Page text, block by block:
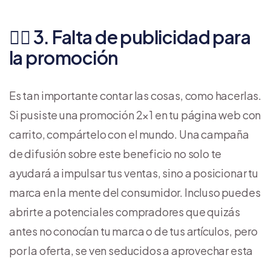
👎🏼 3. Falta de publicidad para
la promoción
Es tan importante contar las cosas, como hacerlas.
Si pusiste una promoción 2×1 en tu página web con
carrito, compártelo con el mundo. Una campaña
de difusión sobre este beneficio no solo te
ayudará a impulsar tus ventas, sino a posicionar tu
marca en la mente del consumidor. Incluso puedes
abrirte a potenciales compradores que quizás
antes no conocían tu marca o de tus artículos, pero
por la oferta, se ven seducidos a aprovechar esta